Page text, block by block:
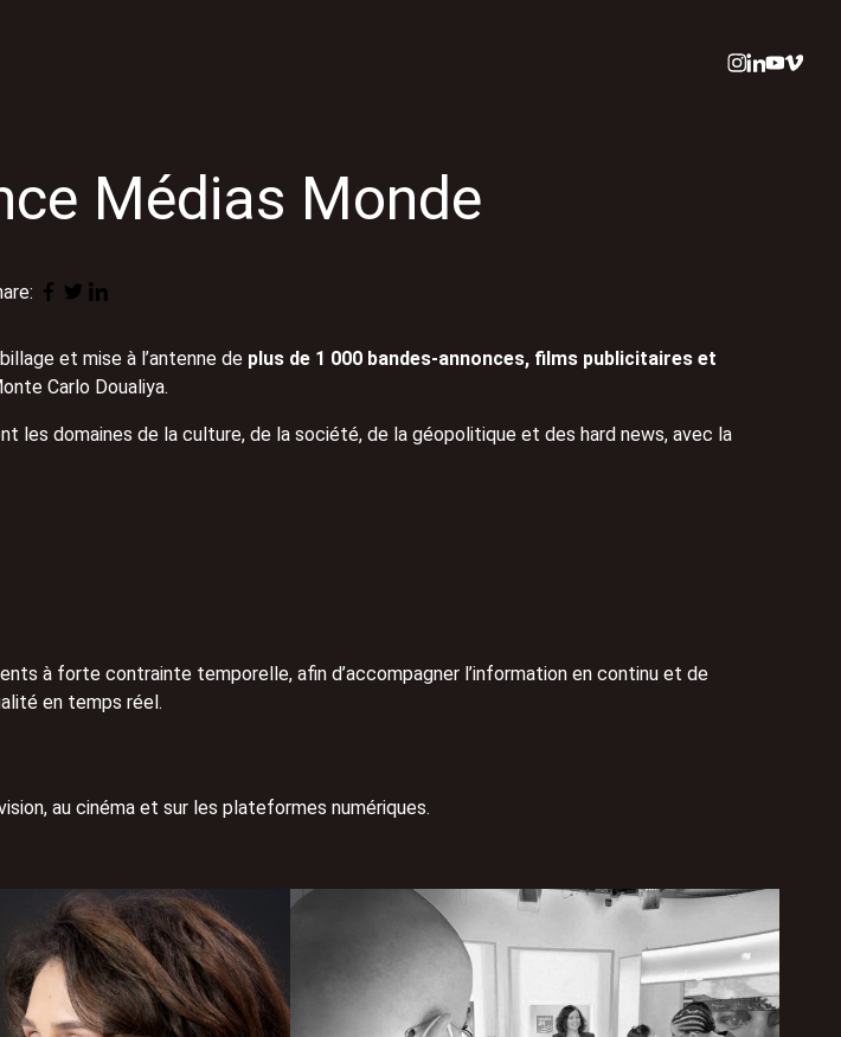
Médias Monde
et mise à l’antenne de plus de 1 000 bandes-annonces, films publicitaires et
Carlo Doualiya.
domaines de la culture, de la société, de la géopolitique et des hard news, avec la
à forte contrainte temporelle, afin d’accompagner l’information en continu et de
en temps réel.
au cinéma et sur les plateformes numériques.